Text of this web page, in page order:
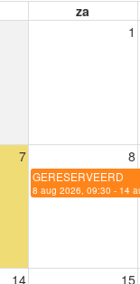
za
1
7 8
GERESERVEERD
8 aug 2026, 09:30 - 14
14 15